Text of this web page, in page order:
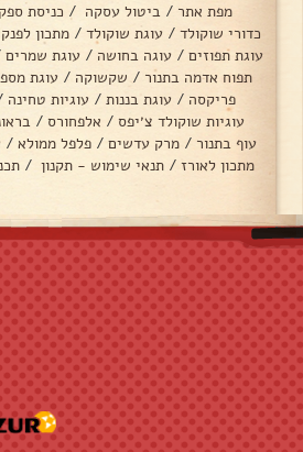
מפת אתר / ביטול עסקה / כניסת
כדורי שוקולד / עוגת שוקולד / מתכון
עוגת תפוזים / עוגה בחושה / עוגת שמרים
תפוח אדמה בתנור / שקשוקה / עוגת
פריקסה / עוגת בננות / עוגיות טחינה
עוגיות שוקולד צ׳יפס / אלפחורס /
עוף בתנור / מרק עדשים / פלפל ממולא /
מתכון לאורז / תנאי שימוש - תקנון /